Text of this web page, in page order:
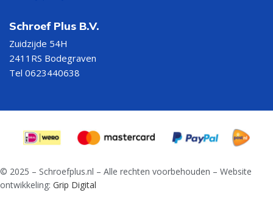
Schroef Plus B.V.
Zuidzijde 54H
2411RS Bodegraven
Tel 0623440638
© 2025 – Schroefplus.nl – Alle rechten voorbehouden – Website
ontwikkeling: Grip Digital